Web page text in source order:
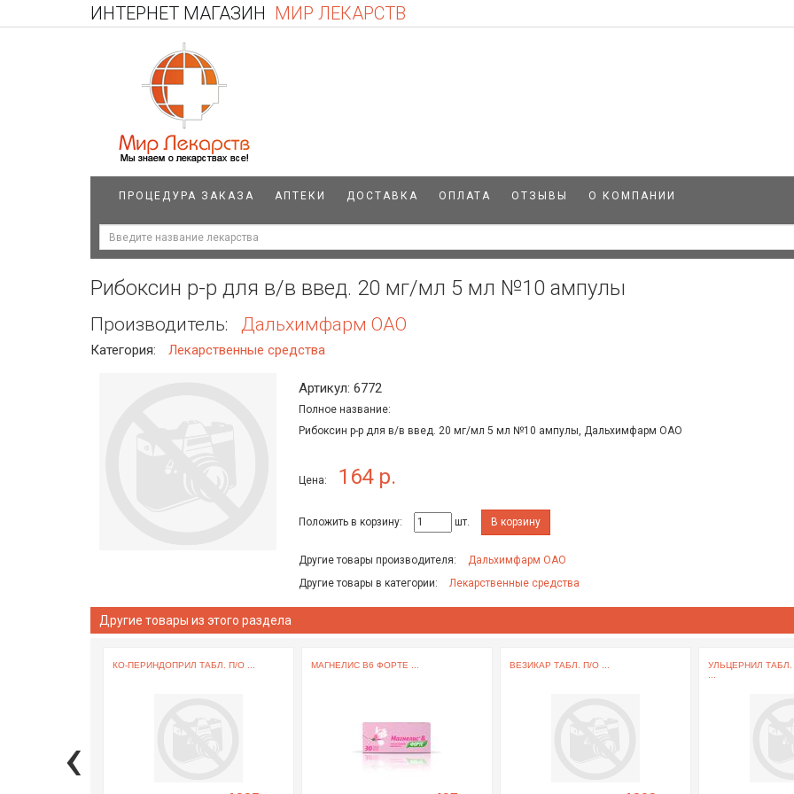
ИНТЕРНЕТ МАГАЗИН МИР ЛЕКАРСТВ
ПРОЦЕДУРА ЗАКАЗА АПТЕКИ ДОСТАВКА ОПЛАТА ОТЗЫВЫ О КОМПАНИИ
Рибоксин р-р для в/в введ. 20 мг/мл 5 мл №10 ампулы
Производитель: Дальхимфарм ОАО
Категория: Лекарственные средства
Артикул: 6772
Полное название:
Рибоксин р-р для в/в введ. 20 мг/мл 5 мл №10 ампулы, Дальхимфарм ОАО
Цена: 164 р.
Положить в корзину: шт. В корзину
Другие товары производителя:
Дальхимфарм ОАО
Другие товары в категории:
Лекарственные средства
Другие товары из этого раздела
КО-ПЕРИНДОПРИЛ ТАБЛ. П/О ... МАГНЕЛИС В6 ФОРТЕ ... ВЕЗИКАР ТАБЛ. П/О ...
УЛЬЦЕРНИЛ
‹